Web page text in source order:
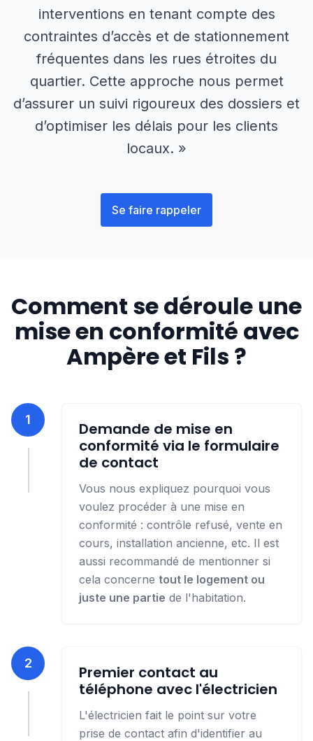
interventions en tenant compte des
contraintes d’accès et de stationnement
fréquentes dans les rues étroites du
quartier. Cette approche nous permet
d’assurer un suivi rigoureux des dossiers et
d’optimiser les délais pour les clients
locaux. »
Se faire rappeler
Comment se déroule une
mise en conformité avec
Ampère et Fils ?
1
Demande de mise en
conformité via le formulaire
de contact
Vous nous expliquez pourquoi vous
voulez procéder à une mise en
conformité : contrôle refusé, vente en
cours, installation ancienne, etc. Il est
aussi recommandé de mentionner si
cela concerne tout le logement ou
juste une partie de l'habitation.
2
Premier contact au
téléphone avec l'électricien
L'électricien fait le point sur votre
prise de contact afin d'identifier au